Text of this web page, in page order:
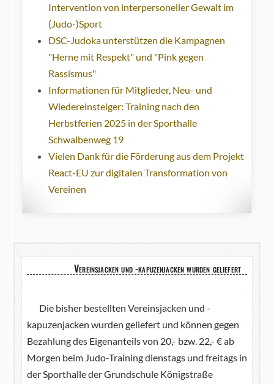
Intervention von interpersoneller Gewalt im
(Judo-)Sport
DSC-Judoka unterstützen die Kampagnen
"Herne mit Respekt" und "Pink gegen
Rassismus"
Informationen für Mitglieder, Neu- und
Wiedereinsteiger: Training nach den
Herbstferien 2025 in der Sporthalle
Schwalbenweg 19
Vielen Dank für die Förderung aus dem Projekt
React-EU zur digitalen Transformation von
Vereinen
Vereinsjacken und -kapuzenjacken wurden geliefert
Die bisher bestellten Vereinsjacken und -
kapuzenjacken wurden geliefert und können gegen
Bezahlung des Eigenanteils von 20,- bzw. 22,- € ab
Morgen beim Judo-Training dienstags und freitags in
der Sporthalle der Grundschule Königstraße